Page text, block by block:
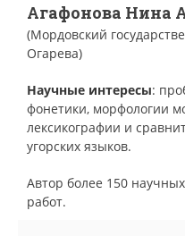
Агафонова Нина
(Мордовский
Огарева)
Научные интересы:
фонетики, морфологии
лексикографии и
угорских языков.
Автор более 150
работ.